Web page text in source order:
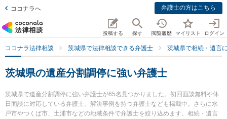
ココナラへ 弁護士の方はこちら
投稿する 探す 閲覧履歴 マイリスト ログイン
ココナラ法律相談 茨城県で法律相談できる弁護士 茨城県で相続・遺言
茨城県の遺産分割調停に強い弁護士
茨城県で遺産分割調停に強い弁護士が65名見つかりました。初回面談無料や休
日面談に対応している弁護士、解決事例を持つ弁護士なども掲載中。さらに水
戸市やつくば市、土浦市などの地域条件で弁護士を絞り込めます。相続・遺言